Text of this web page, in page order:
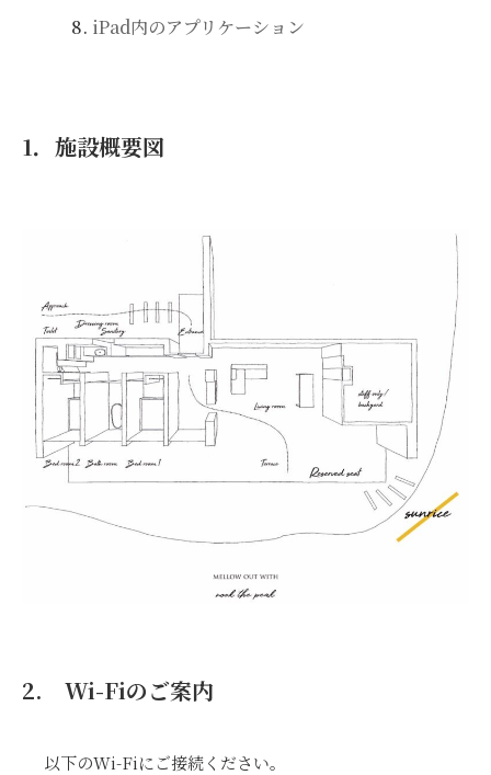
iPad内のアプリケーション
1．施設概要図
2. Wi-Fiのご案内
以下のWi-Fiにご接続ください。